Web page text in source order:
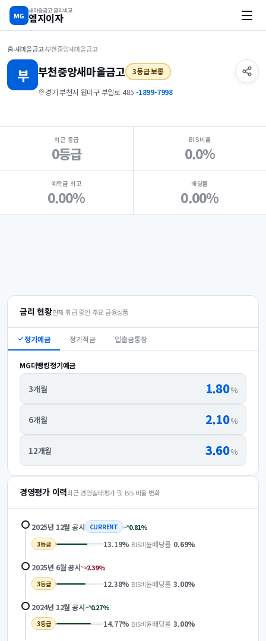
MG
새마을금고 금리비교
엠지이자
홈›새마을금고›부천중앙새마을금고
부 부천중앙새마을금고 3등급 보통
경기 부천시 원미구 부일로 485·-1899-7998
지점 핵심 지표 요약
최근 등급
0등급
BIS비율
0.0%
예탁금 최고
0.00%
배당률
0.00%
금리 현황현재 취급 중인 주요 금융상품
정기예금 정기적금 입출금통장
MG더뱅킹정기예금
3개월 1.80%
6개월 2.10%
12개월 3.60%
경영평가 이력최근 경영실태평가 및 BIS 비율 변화
2025년 12월 공시 CURRENT 0.81%
3등급 13.19% BIS비율배당률 0.69%
2025년 6월공시 2.39%
3등급 12.38% BIS비율배당률 3.00%
2024년 12월 공시 0.27%
3등급 14.77% BIS비율배당률 3.00%